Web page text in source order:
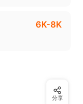
6K-8K
分享